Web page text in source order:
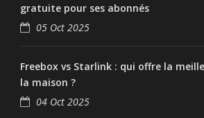
gratuite pour ses abonnés
05 Oct 2025
Freebox vs Starlink : qui offre la
la maison ?
04 Oct 2025